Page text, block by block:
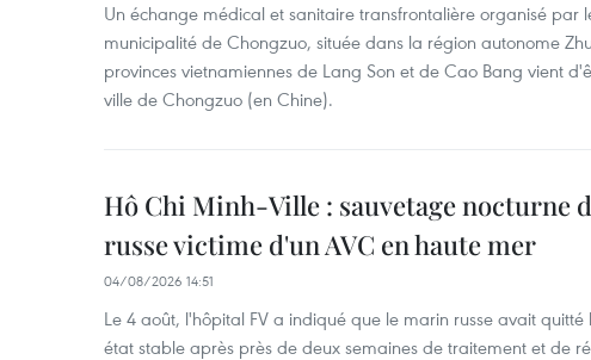
Un échange médical et sanitaire transfrontalière organisé par
municipalité de Chongzuo, située dans la région autonome
provinces vietnamiennes de Lang Son et de Cao Bang vient
ville de Chongzuo (en Chine).
Hô Chi Minh-Ville : sauvetage nocturne
russe victime d'un AVC en haute mer
04/08/2026 14:51
Le 4 août, l'hôpital FV a indiqué que le marin russe avait quitté
état stable après près de deux semaines de traitement et de